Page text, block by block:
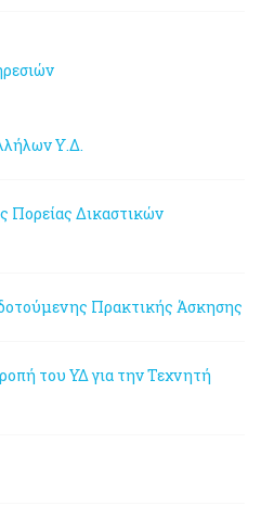
Υ.Δ.
Πορείας Δικαστικών
Πρακτικής Άσκησης
του ΥΔ για την Τεχνητή